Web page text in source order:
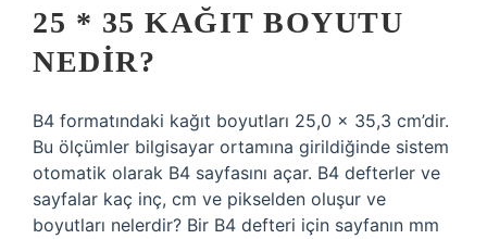
25 * 35 KAĞIT BOYUTU
NEDIR?
B4 formatındaki kağıt boyutları 25,0 x 35,3 cm’dir.
Bu ölçümler bilgisayar ortamına girildiğinde sistem
otomatik olarak B4 sayfasını açar. B4 defterler ve
sayfalar kaç inç, cm ve pikselden oluşur ve
boyutları nelerdir? Bir B4 defteri için sayfanın mm